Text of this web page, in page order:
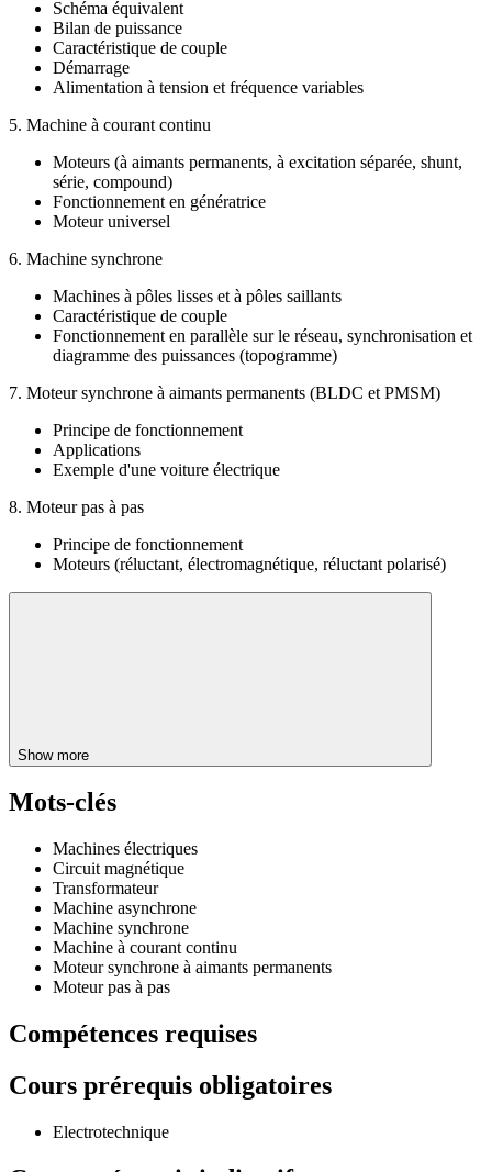
Schéma équivalent
Bilan de puissance
Caractéristique de couple
Démarrage
Alimentation à tension et fréquence variables
5. Machine à courant continu
Moteurs (à aimants permanents, à excitation séparée, shunt,
série, compound)
Fonctionnement en génératrice
Moteur universel
6. Machine synchrone
Machines à pôles lisses et à pôles saillants
Caractéristique de couple
Fonctionnement en parallèle sur le réseau, synchronisation et
diagramme des puissances (topogramme)
7. Moteur synchrone à aimants permanents (BLDC et PMSM)
Principe de fonctionnement
Applications
Exemple d'une voiture électrique
8. Moteur pas à pas
Principe de fonctionnement
Moteurs (réluctant, électromagnétique, réluctant polarisé)
Show more
Mots-clés
Machines électriques
Circuit magnétique
Transformateur
Machine asynchrone
Machine synchrone
Machine à courant continu
Moteur synchrone à aimants permanents
Moteur pas à pas
Compétences requises
Cours prérequis obligatoires
Electrotechnique